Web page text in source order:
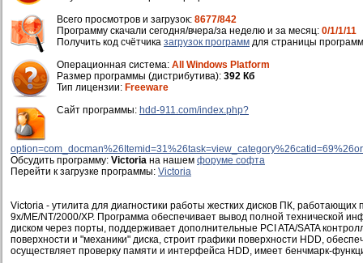
Всего просмотров и загрузок: 8677/842
Программу скачали сегодня/вчера/за неделю и за месяц: 0/1/1/11
Получить код счётчика загрузок программ для страницы
Операционная система: All Windows Platform
Размер программы (дистрибутива): 392 Кб
Тип лицензии: Freeware
Cайт программы: hdd-911.com/index.php?
Обсудить программу: Victoria на нашем форуме софта
Перейти к загрузке программы: Victoria
Victoria - утилита для диагностики работы жестких дисков ПК, работающих
9x/ME/NT/2000/XP. Программа обеспечивает вывод полной технической
диском через порты, поддерживает дополнительные PCI ATA/SATA
поверхности и "механики" диска, строит графики поверхности HDD,
осуществляет проверку памяти и интерфейса HDD, имеет бенчмарк-